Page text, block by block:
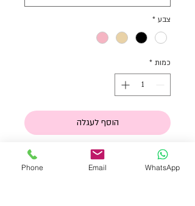
צבע *
כמות *
הוסף לעגלה
קני עכשיו
Phone Email WhatsApp